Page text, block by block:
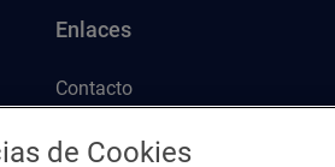
Enlaces
Contacto
de Cookies